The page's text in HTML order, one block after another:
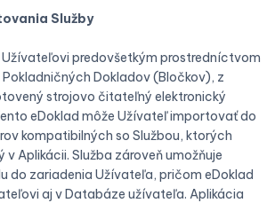
Služby
Užívateľovi predovšetkým prostredníctvom
Pokladničných Dokladov (Bločkov), z
strojovo čitateľný elektronický
eDoklad môže Užívateľ importovať do
kompatibilných so Službou, ktorých
v Aplikácii. Služba zároveň umožňuje
do zariadenia Užívateľa, pričom eDoklad
aj v Databáze užívateľa. Aplikácia